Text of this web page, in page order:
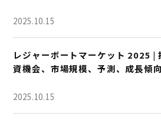
2025.10.15
レジャーボートマーケット 2025 |
資機会、市場規模、予測、成長傾向
2025.10.15